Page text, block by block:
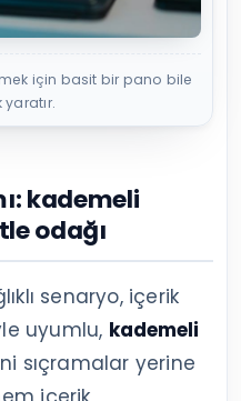
için basit bir pano bile
kademeli
odağı
senaryo, içerik
uyumlu, kademeli
sıçramalar yerine